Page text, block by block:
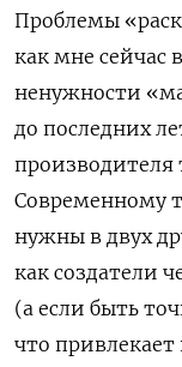
Проблемы
как мне сейчас
ненужности
до последних
производителя
Современному
нужны в двух
как создатели
(а если быть
что